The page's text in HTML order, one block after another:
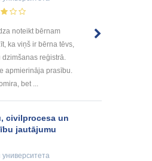
noteikt bērnam
ka viņš ir bērna tēvs,
dzimšanas reģistrā.
apmierināja prasību.
bet ...
civilprocesa un
jautājumu
университета